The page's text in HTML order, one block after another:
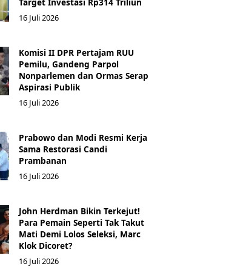
16 Juli 2026
Komisi II DPR Pertajam RUU
Pemilu, Gandeng Parpol
Nonparlemen dan Ormas Serap
Aspirasi Publik
16 Juli 2026
Prabowo dan Modi Resmi Kerja
Sama Restorasi Candi
Prambanan
16 Juli 2026
John Herdman Bikin Terkejut!
Para Pemain Seperti Tak Takut
Mati Demi Lolos Seleksi, Marc
Klok Dicoret?
16 Juli 2026